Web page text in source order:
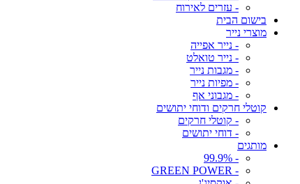
- עזרים לאירוח
בישום הבית
מוצרי נייר
- נייר אפייה
- נייר טואלט
- מגבות נייר
- מפיות נייר
- מגבוני אף
קוטלי חרקים ודוחי יתושים
- קוטלי חרקים
- דוחי יתושים
מותגים
- 99.9%
- GREEN POWER